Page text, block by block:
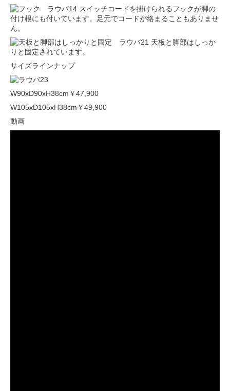
スイッチコードを掛けられるフックが脚の
付け根にも付いています。足元でコードが絡まることもありませ
ん。
天板と脚部はしっか
りと固定されています。
サイズラインナップ
W90xD90xH38cm ￥47,900
W105xD105xH38cm ￥49,900
動画